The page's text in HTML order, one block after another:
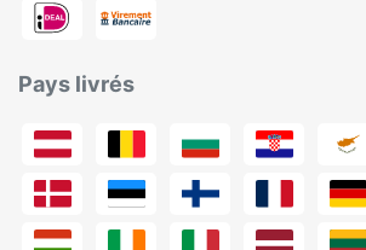
Pays livrés